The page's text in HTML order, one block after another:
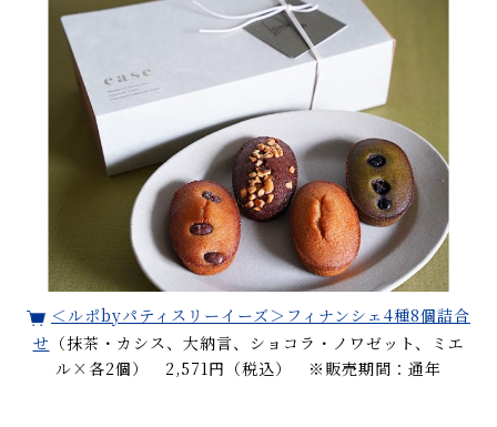
＜ルポbyパティスリーイーズ＞フィナンシェ4種8個詰合
せ （抹茶・カシス、大納言、ショコラ・ノワゼット、ミエ
ル×各2個） 2,571円（税込） ※販売期間：通年